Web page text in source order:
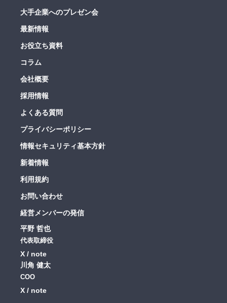
大手企業へのプレゼン会
最新情報
お役立ち資料
コラム
会社概要
採用情報
よくある質問
プライバシーポリシー
情報セキュリティ基本方針
新着情報
利用規約
お問い合わせ
経営メンバーの発信
平野 哲也
代表取締役
X
note
川角 健太
COO
X note